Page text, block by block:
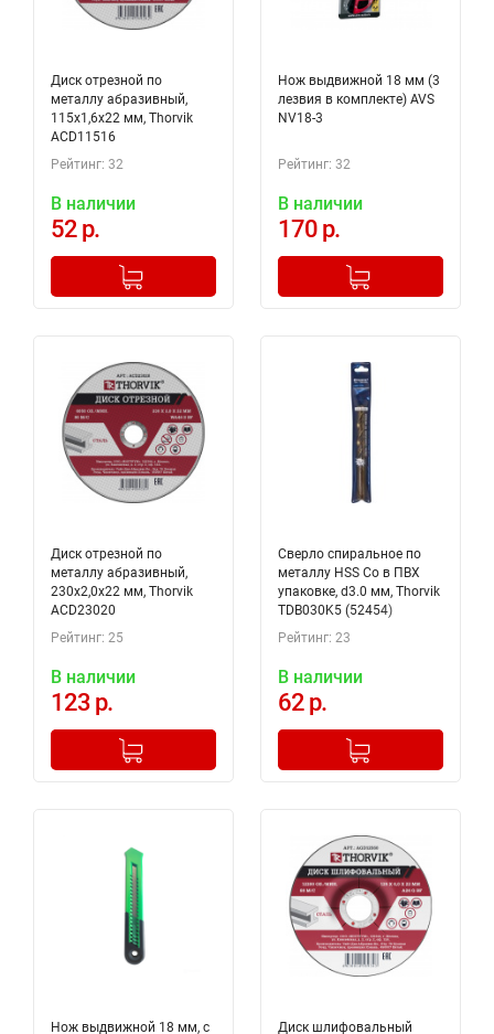
Диск отрезной по
металлу абразивный,
115х1,6х22 мм, Thorvik
ACD11516
Рейтинг: 32
В наличии
52 р.
+
Добавлено в корзину
Нож выдвижной 18 мм (3
лезвия в комплекте) AVS
NV18-3
Рейтинг: 32
В наличии
170 р.
+
Добавлено в корзину
Диск отрезной по
металлу абразивный,
230х2,0х22 мм, Thorvik
ACD23020
Рейтинг: 25
В наличии
123 р.
+
Добавлено в корзину
Сверло спиральное по
металлу HSS Co в ПВХ
упаковке, d3.0 мм, Thorvik
TDB030K5 (52454)
Рейтинг: 23
В наличии
62 р.
+
Добавлено в корзину
Нож выдвижной 18 мм, с Диск шлифовальный